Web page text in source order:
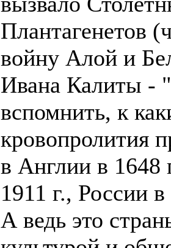
Плантагенетов
войну Алой и
Ивана Калиты -
вспомнить, к
кровопролития
в Англии в 1648
1911 г., России
А ведь это